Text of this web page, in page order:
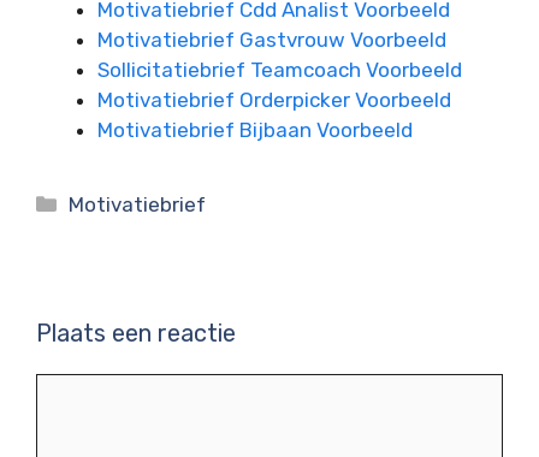
Motivatiebrief Cdd Analist Voorbeeld
Motivatiebrief Gastvrouw Voorbeeld
Sollicitatiebrief Teamcoach Voorbeeld
Motivatiebrief Orderpicker Voorbeeld
Motivatiebrief Bijbaan Voorbeeld
Categorieën
Motivatiebrief
Plaats een reactie